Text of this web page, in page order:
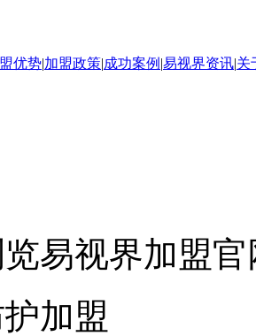
优势|加盟政策|成功案例 |易视界资讯|关
易视界加盟官
加盟